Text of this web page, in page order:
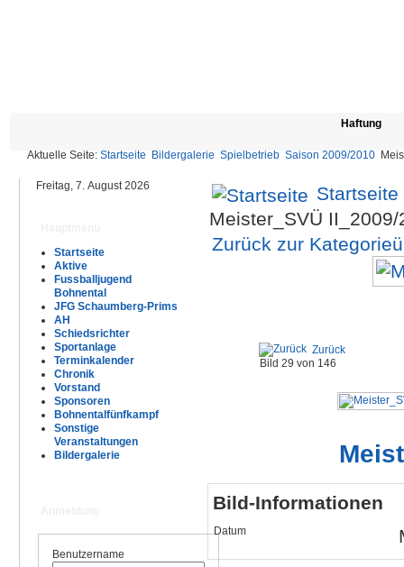
Haftung
Aktuelle Seite: Startseite Bildergalerie Spielbetrieb Saison 2009/2010
Freitag, 7. August 2026
Startseite
Aktive
Fussballjugend
Bohnental
JFG Schaumberg-Prims
AH
Schiedsrichter
Sportanlage
Terminkalender
Chronik
Vorstand
Sponsoren
Bohnentalfünfkampf
Sonstige
Veranstaltungen
Bildergalerie
Benutzername
Startseite
Meister_SVÜ
Zurück zur
Zurück
Bild 29 von 146
Bild-Informationen
Datum